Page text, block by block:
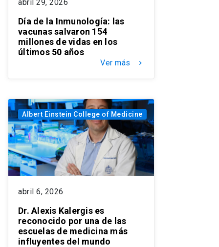
abril 29, 2026
Día de la Inmunología: las
vacunas salvaron 154
millones de vidas en los
últimos 50 años
Ver más keyboard_arrow_right
Albert Einstein College of Medicine
abril 6, 2026
Dr. Alexis Kalergis es
reconocido por una de las
escuelas de medicina más
influyentes del mundo